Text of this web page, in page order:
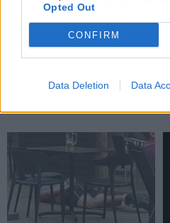
Opted Out
CONFIRM
Data Deletion Data
Horoskopai
Dienos horoskopas 12
lengviau nutraukti tai, kas